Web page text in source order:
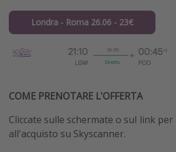
Londra - Roma 26.06 - 23€
COME PRENOTARE L'OFFERTA
Cliccate sulle schermate o suI link
all'acquisto su Skyscanner.